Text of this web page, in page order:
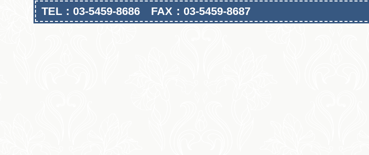
TEL：03-5459-8686 FAX：03-5459-8687